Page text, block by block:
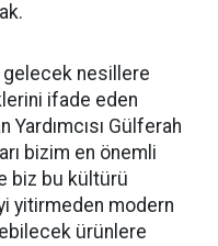
gelecek nesillere
ifade eden
Gülferah
bizim en önemli
biz bu kültürü
yitirmeden modern
ürünlere